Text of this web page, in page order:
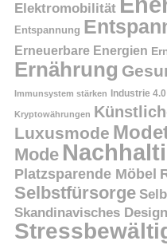
Elektromobilität
Entspannung
Erneuerbare Energien
Ernährung
Immunsystem stärken Industrie 4.0
Kryptowährungen
Luxusmode
Mode
Platzsparende Möbel
Selbstfürsorge
Skandinavisches Design